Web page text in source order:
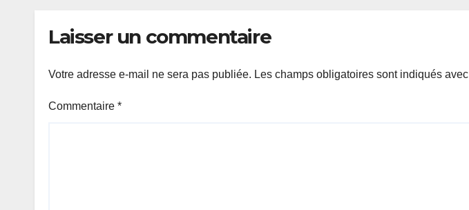
Laisser un commentaire
Votre adresse e-mail ne sera pas publiée. Les champs obligatoires sont indiqués avec
Commentaire *